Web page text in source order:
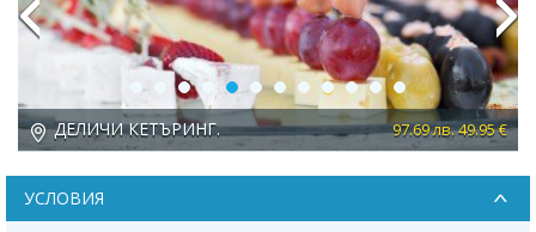
ДЕЛИЧИ КЕТЪРИНГ. 97.69 лв. 49.95 €
Previous Next
УСЛОВИЯ